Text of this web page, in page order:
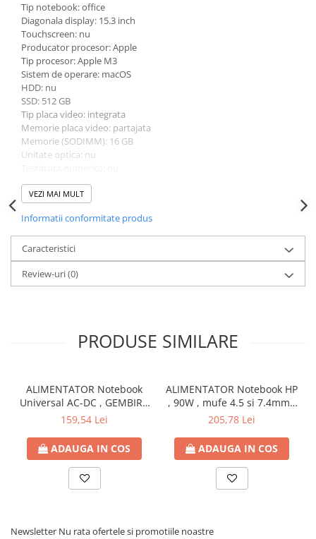
Tip notebook: office
Diagonala display: 15.3 inch
Touchscreen: nu
Producator procesor: Apple
Tip procesor: Apple M3
Sistem de operare: macOS
HDD: nu
SSD: 512 GB
Tip placa video: integrata
Memorie placa video: partajata
Memorie (SODIMM): 16 GB
Unitate optica: nu
Greutate: 1.5 - 1.99 Kg
Culoare: gri
VEZI MAI MULT
Informatii conformitate produs
Caracteristici
Review-uri(0)
PRODUSE SIMILARE
ALIMENTATOR Notebook
Universal AC-DC , GEMBIRD
, 90W - tensiuni
DC la 4.5 A max , protectie
la supratensiuni Cod
Produs: NPA-AC1D
159,54 Lei
ADAUGA IN COS
ALIMENTATOR Notebook HP
, 90W , mufe 4.5 si 7.4mm ,
Cod Produs: H6Y90AA
205,78 Lei
ADAUGA IN COS
Newsletter Nu rata ofertele si promotiile noastre